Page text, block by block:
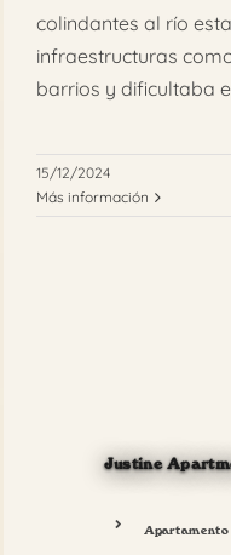
colindantes al río
infraestructuras
barrios y dificultaba
15/12/2024
Más información
Justine